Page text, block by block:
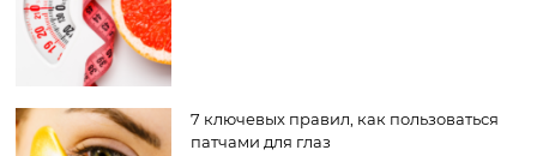
7 ключевых правил, как пользоваться
патчами для глаз